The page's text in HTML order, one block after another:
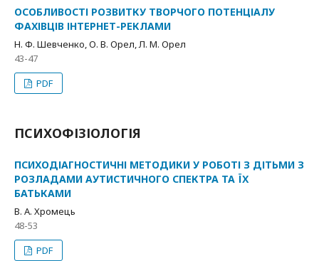
ОСОБЛИВОСТІ РОЗВИТКУ ТВОРЧОГО ПОТЕНЦІАЛУ
ФАХІВЦІВ ІНТЕРНЕТ-РЕКЛАМИ
Н. Ф. Шевченко, О. В. Орел, Л. М. Орел
43-47
PDF
ПСИХОФІЗІОЛОГІЯ
ПСИХОДІАГНОСТИЧНІ МЕТОДИКИ У РОБОТІ З ДІТЬМИ З
РОЗЛАДАМИ АУТИСТИЧНОГО СПЕКТРА ТА ЇХ
БАТЬКАМИ
В. А. Хромець
48-53
PDF